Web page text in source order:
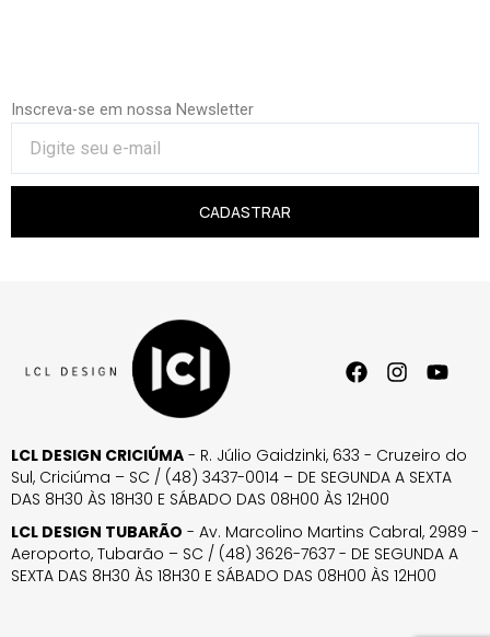
Inscreva-se em nossa Newsletter
CADASTRAR
LCL DESIGN CRICIÚMA - R. Júlio Gaidzinki, 633 - Cruzeiro do
Sul, Criciúma – SC / (48) 3437-0014 – DE SEGUNDA A SEXTA
DAS 8H30 ÀS 18H30 E SÁBADO DAS 08H00 ÀS 12H00
LCL DESIGN TUBARÃO - Av. Marcolino Martins Cabral, 2989 -
Aeroporto, Tubarão – SC / (48) 3626-7637 - DE SEGUNDA A
SEXTA DAS 8H30 ÀS 18H30 E SÁBADO DAS 08H00 ÀS 12H00